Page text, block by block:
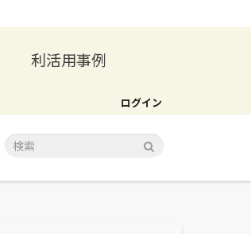
利活用事例
ログイン